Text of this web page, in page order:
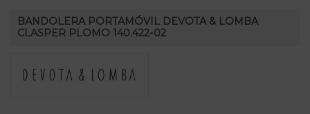
BANDOLERA PORTAMÓVIL DEVOTA & LOMBA
CLASPER PLOMO 140.422-02